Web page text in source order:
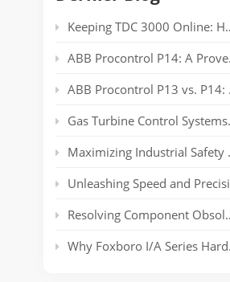
Keeping TDC 3000 Online: Honeywell EPLCG Gateway Compatibility, Specifications and Spare Parts
ABB Procontrol P14: A Proven Power Plant Automation System Supporting Reliable Generation for Decades
ABB Procontrol P13 vs. P14: Technical Comparison and Spare Parts Guide
Gas Turbine Control Systems: Common Automation Platforms and Spare Parts Used in Power Generation
Maximizing Industrial Safety and Connectivity with the HIMA HIMatrix Series
Unleashing Speed and Precision: The Power of ABB’s AC 800PEC Control System
Resolving Component Obsolescence in ICS Triplex Trusted® T8000 Series Safety Systems
Why Foxboro I/A Series Hardware Still Dominates Long-Life Process Plants